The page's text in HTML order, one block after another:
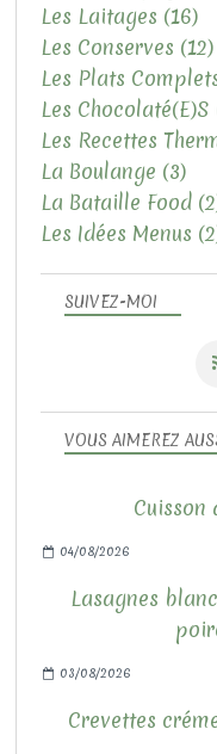
SUIVEZ-MOI
VOUS AIMEREZ
Cuisson
04/08/2026
Lasagnes
03/08/2026
Crevettes
Les Laitages (16)
Les Conserves (12)
Les Plats
Les Chocolaté(e)s
Les Recettes
La Boulange (3)
La Bataille Food
Les Idées Menus